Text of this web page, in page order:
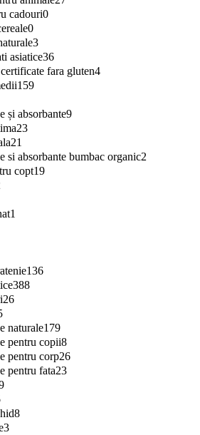
cadouri0
0
3
asiatice36
fara gluten4
159
și absorbante9
23
21
si absorbante bumbac organic2
copt19
1
136
388
26
naturale179
pentru copii8
pentru corp26
pentru fata23
8
3